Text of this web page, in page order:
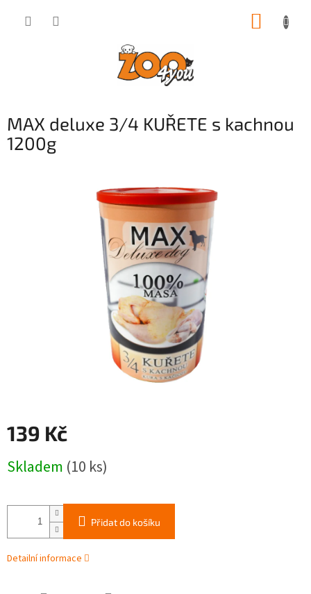
MAX deluxe 3/4 KUŘETE s kachnou
1200g
139 Kč
cena:
Skladem (10 ks)
Přidat do košíku
Detailní informace